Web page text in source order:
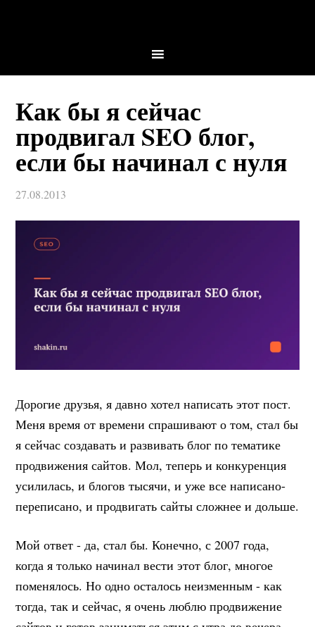
Как бы я сейчас
продвигал SEO блог,
если бы начинал с нуля
27.08.2013
Дорогие друзья, я давно хотел написать этот пост.
Меня время от времени спрашивают о том, стал бы
я сейчас создавать и развивать блог по тематике
продвижения сайтов. Мол, теперь и конкуренция
усилилась, и блогов тысячи, и уже все написано-
переписано, и продвигать сайты сложнее и дольше.
Мой ответ - да, стал бы. Конечно, с 2007 года,
когда я только начинал вести этот блог, многое
поменялось. Но одно осталось неизменным - как
тогда, так и сейчас, я очень люблю продвижение